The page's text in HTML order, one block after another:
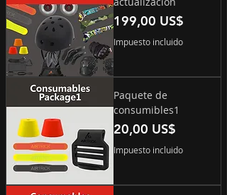
Precio
199,00 US$
Impuesto incluido
Paquete de
consumibles1
Precio
20,00 US$
Impuesto incluido